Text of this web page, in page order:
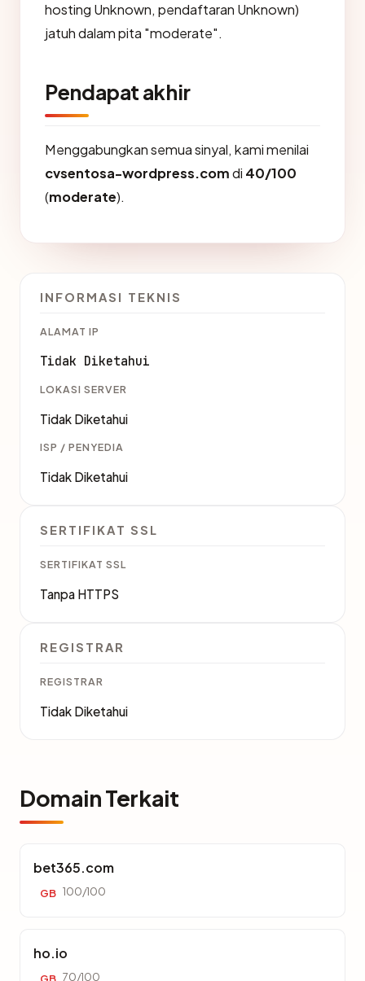
hosting Unknown, pendaftaran Unknown)
jatuh dalam pita "moderate".
Pendapat akhir
Menggabungkan semua sinyal, kami menilai
cvsentosa-wordpress.comdi 40/100
(moderate).
INFORMASI TEKNIS
ALAMAT IP
Tidak Diketahui
LOKASI SERVER
Tidak Diketahui
ISP / PENYEDIA
Tidak Diketahui
SERTIFIKAT SSL
SERTIFIKAT SSL
Tanpa HTTPS
REGISTRAR
REGISTRAR
Tidak Diketahui
Domain Terkait
bet365.com
GB 100/100
ho.io
70/100